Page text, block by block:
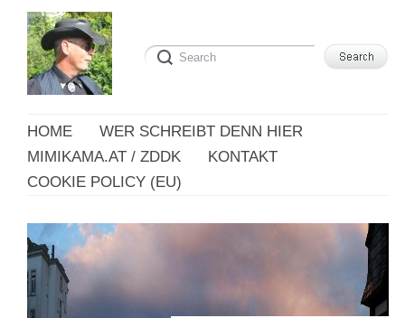
HOME
WER SCHREIBT DENN HIER
MIMIKAMA.AT / ZDDK
KONTAKT
COOKIE POLICY (EU)